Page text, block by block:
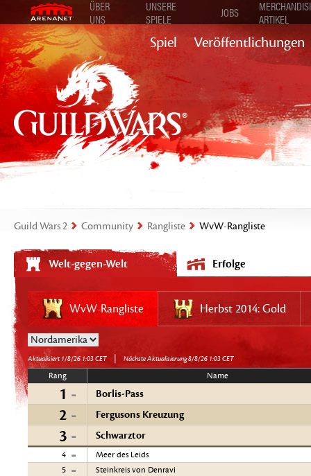
ÜBER
UNS
UNSERE
SPIELE
JOBS
ARTIKEL
Spiel Veröffentlichungen
Guild Wars 2 Community Rangliste WvW-Rangliste
Welt-gegen-Welt Erfolge
WvW-Rangliste Herbst 2014: Gold
Aktualisiert 1/8/26 1:03 CET Nächste Aktualisierung 8/8/26 1:03 CET
Rang Name
1 Borlis-Pass
2 Fergusons Kreuzung
3 Schwarztor
4
Meer des Leids
5
Steinkreis von Denravi